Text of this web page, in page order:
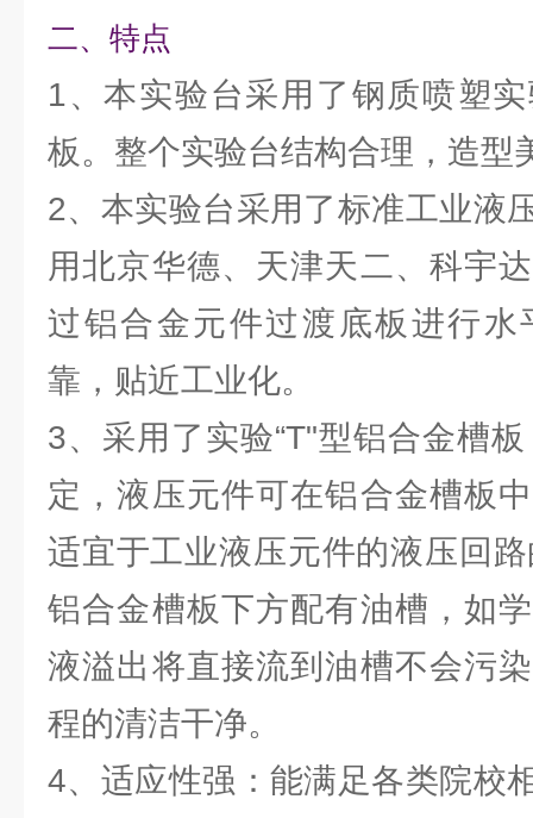
二、特点
1、本实验台采用了钢质喷塑
板。整个实验台结构合理，造型
2、本实验台采用了标准工业液
用北京华德、天津天二、科宇
过铝合金元件过渡底板进行水
靠，贴近工业化。
3、采用了实验“T"型铝合金槽
定，液压元件可在铝合金槽板
适宜于工业液压元件的液压回
铝合金槽板下方配有油槽，如
液溢出将直接流到油槽不会污
程的清洁干净。
4、适应性强：能满足各类院校